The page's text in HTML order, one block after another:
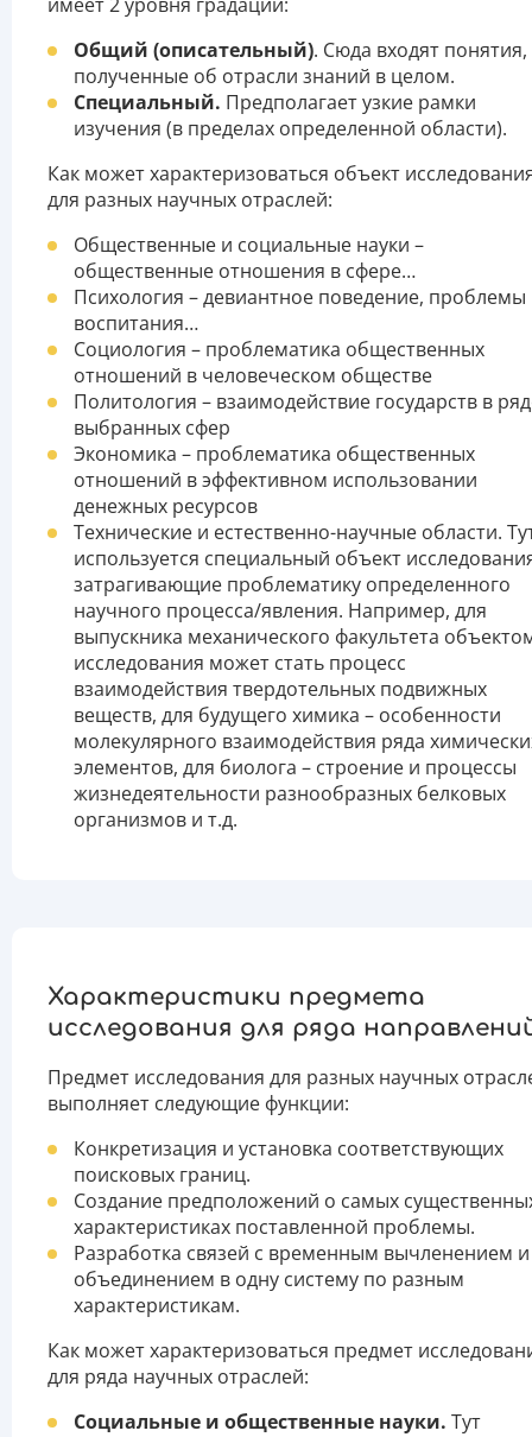
Общий (описательный). Сюда входят понятия,
полученные об отрасли знаний в целом.
Специальный. Предполагает узкие рамки
изучения (в пределах определенной области).
Как может характеризоваться объект
для разных научных отраслей:
Общественные и социальные науки –
общественные отношения в сфере…
Психология – девиантное поведение, проблемы
воспитания…
Социология – проблематика общественных
отношений в человеческом обществе
Политология – взаимодействие государств в
выбранных сфер
Экономика – проблематика общественных
отношений в эффективном использовании
денежных ресурсов
Технические и естественно-научные области.
используется специальный объект
затрагивающие проблематику определенного
научного процесса/явления. Например, для
выпускника механического факультета
исследования может стать процесс
взаимодействия твердотельных подвижных
веществ, для будущего химика – особенности
молекулярного взаимодействия ряда
элементов, для биолога – строение и процессы
жизнедеятельности разнообразных белковых
организмов и т.д.
Характеристики предмета
исследования для ряда
Предмет исследования для разных научных
выполняет следующие функции:
Конкретизация и установка соответствующих
поисковых границ.
Создание предположений о самых
характеристиках поставленной проблемы.
Разработка связей с временным вычленением и
объединением в одну систему по разным
характеристикам.
Как может характеризоваться предмет
для ряда научных отраслей:
Социальные и общественные науки. Тут